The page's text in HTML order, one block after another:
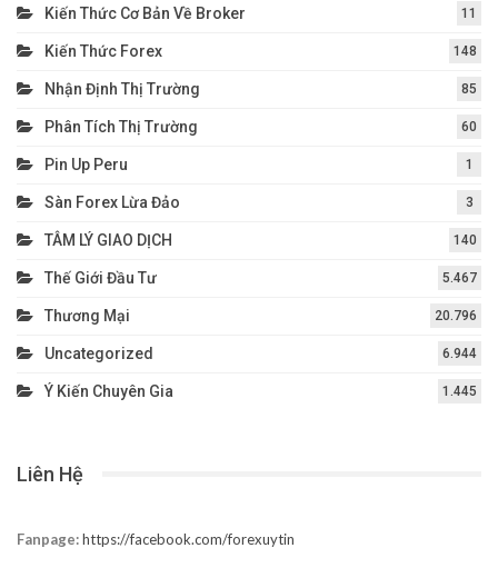
Kiến Thức Cơ Bản Về Broker 11
Kiến Thức Forex 148
Nhận Định Thị Trường 85
Phân Tích Thị Trường 60
Pin Up Peru 1
Sàn Forex Lừa Đảo 3
TÂM LÝ GIAO DỊCH 140
Thế Giới Đầu Tư 5.467
Thương Mại 20.796
Uncategorized 6.944
Ý Kiến Chuyên Gia 1.445
Liên Hệ
Fanpage:https://facebook.com/forexuytin